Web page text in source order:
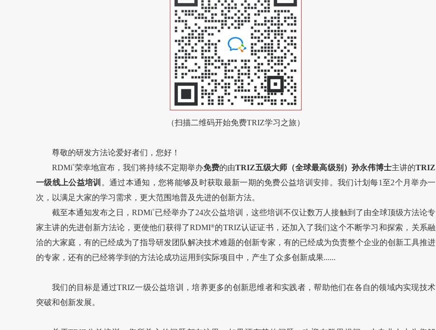
（扫描二维码开始免费TRIZ学习之旅）
尊敬的研发方法论爱好者们，您好！
RDMi®荣幸地宣布，我们将持续不定期举办免费的由TRIZ五级大师（全球最高级别）孙永伟博士主讲的TRIZ
一级线上公益培训 。通过本通知，您将能够及时获取最新一期的免费公益培训安排。我们计划每1至2个月举办一
次，以满足大家的学习需求，更大范围地普及先进的创新方法。
截至本通知发布之日，RDMi®已经举办了24次公益培训，这些培训不仅让数万人接触到了由全球顶级方法论专
家主讲的先进创新方法论，更使他们获得了RDMI®的TRIZ认证证书，还加入了我们这个不断学习和探索，关系融
洽的大家庭，有的已经成为了指导研发团队解决技术难题的创新专家，有的已经成为负责整个企业的创新工具推进
的专家，还有的已经将学到的方法论成功运用到实际项目中，产生了众多创新成果......
我们的目标是通过TRIZ一级公益培训，培养更多的创新思维者和实践者，帮助他们在各自的领域内实现技术
突破和创新发展。